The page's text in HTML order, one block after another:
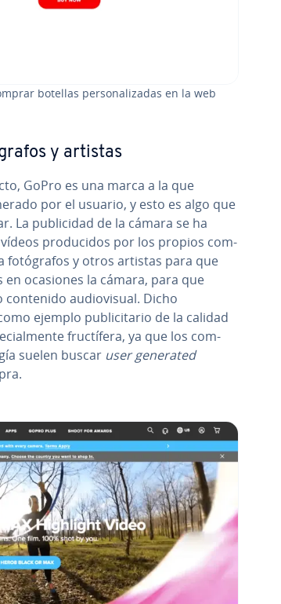
botellas pe­r­so­na­li­za­das en la web
y artistas
GoPro es una marca a la que
por el usuario, y esto es algo que
La pu­bli­ci­dad de la cámara se ha
pro­du­ci­dos por los propios co­m­
fo­tó­gra­fos y otros artistas para que
ocasiones la cámara, para que
contenido au­dio­vi­sual. Dicho
ejemplo pu­bli­ci­ta­rio de la calidad
fru­c­tí­fe­ra, ya que los co­m­
suelen buscar user generated